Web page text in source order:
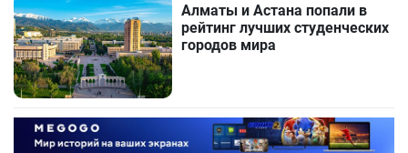
Алматы и Астана попали в
рейтинг лучших студенческих
городов мира